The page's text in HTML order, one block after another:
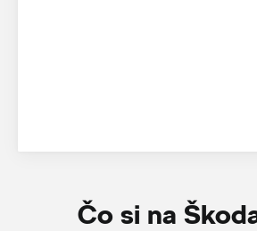
Čo si na